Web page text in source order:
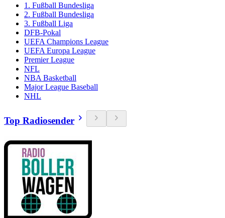
1. Fußball Bundesliga
2. Fußball Bundesliga
3. Fußball Liga
DFB-Pokal
UEFA Champions League
UEFA Europa League
Premier League
NFL
NBA Basketball
Major League Baseball
NHL
Top Radiosender